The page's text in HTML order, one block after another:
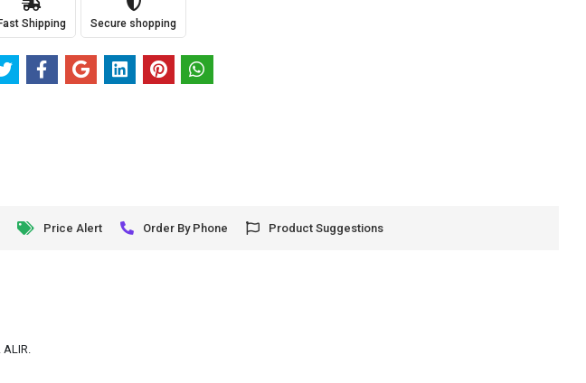
Shipping Secure shopping
Price Alert Order By Phone Product Suggestions